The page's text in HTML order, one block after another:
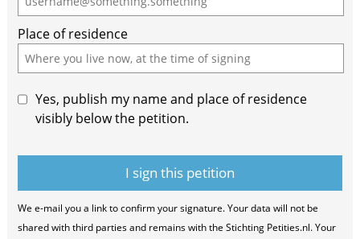
Place of residence
Yes, publish my name and place of residence
visibly below the petition.
We e-mail you a link to confirm your signature. Your data will not be
shared with third parties and remains with the Stichting Petities.nl. Your